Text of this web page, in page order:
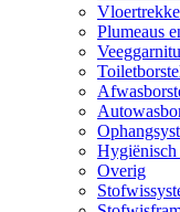
Plumeaus
Overig